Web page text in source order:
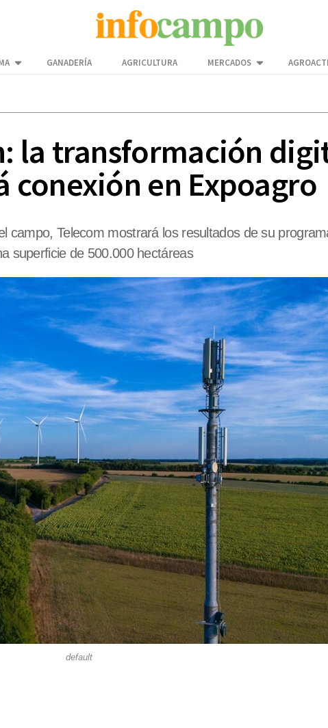
GANADERÍA AGRICULTURA MERCADOS
la transformación
en Expoagro
campo, Telecom mostrará los resultados de su
superficie de 500.000 hectáreas
default